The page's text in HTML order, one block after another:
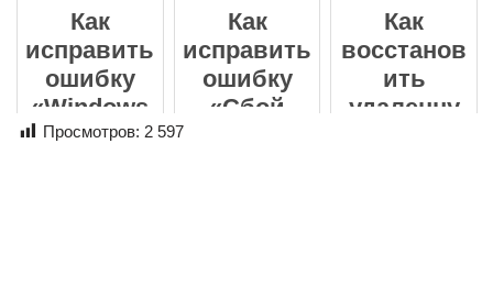
Как
исправить
ошибку
«Windows
не удаётся
Как
исправить
ошибку
«Сбой
Как
восстанов
ить
удаленну
Просмотров: 2 597